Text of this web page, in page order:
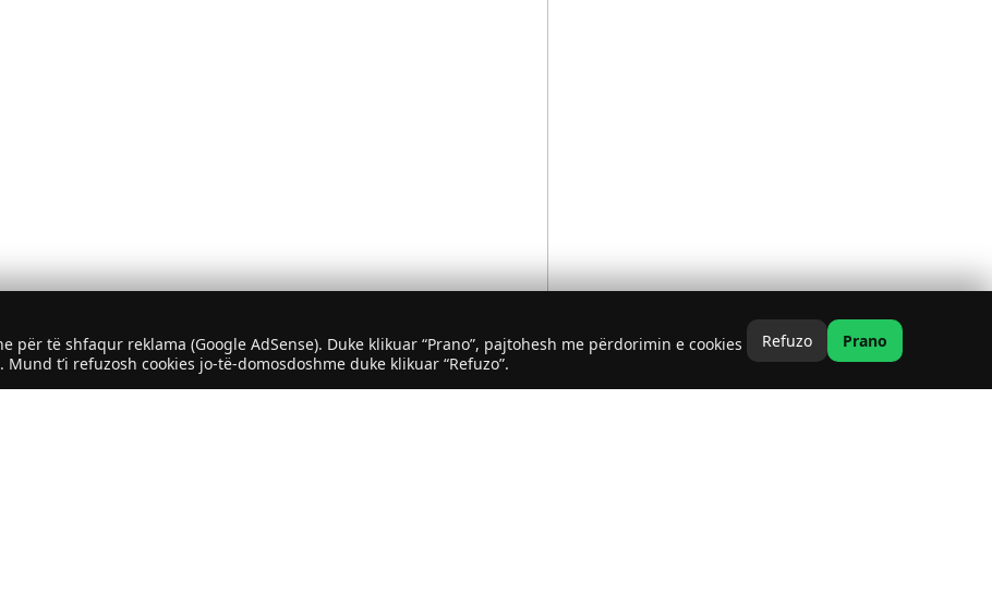
të shfaqur reklama (Google AdSense). Duke klikuar “Prano”, pajtohesh me përdorimin e cookies
. Mund t’i refuzosh cookies jo-të-domosdoshme duke klikuar “Refuzo”.
Refuzo Prano